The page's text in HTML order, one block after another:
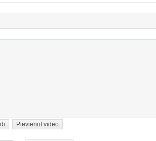
Pievienot video